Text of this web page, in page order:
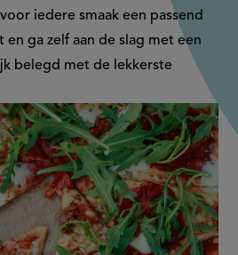
iedere smaak een passend
en ga zelf aan de slag met een
belegd met de lekkerste